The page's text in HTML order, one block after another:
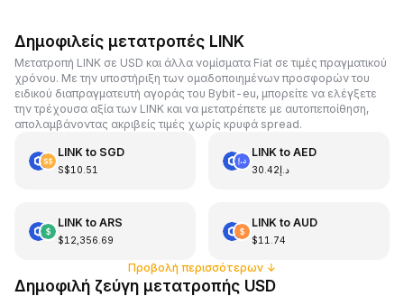
Δημοφιλείς μετατροπές LINK
Μετατροπή LINK σε USD και άλλα νομίσματα Fiat σε τιμές πραγματικού
χρόνου. Με την υποστήριξη των ομαδοποιημένων προσφορών του
ειδικού διαπραγματευτή αγοράς του Bybit-eu, μπορείτε να ελέγξετε
την τρέχουσα αξία των LINK και να μετατρέπετε με αυτοπεποίθηση,
απολαμβάνοντας ακριβείς τιμές χωρίς κρυφά spread.
LINKto SGD
S$10.51
LINKto AED
د.إ30.42
LINKto ARS
$12,356.69
LINKto AUD
$11.74
Προβολή περισσότερων↓
Δημοφιλή ζεύγη μετατροπής USD